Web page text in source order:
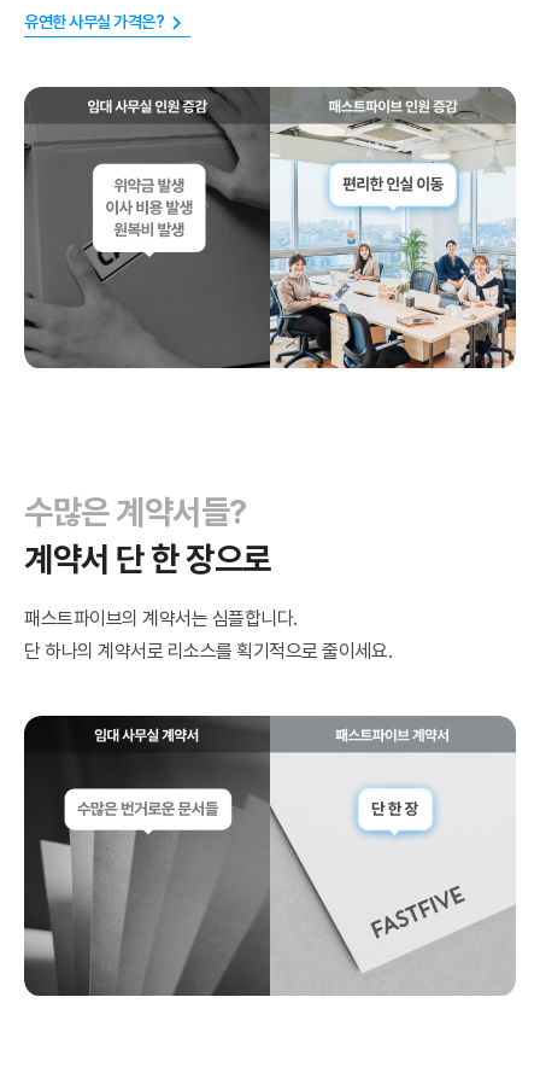
유연한 사무실 가격은?
수많은 계약서들?
계약서 단 한 장으로
패스트파이브의 계약서는 심플합니다.
단 하나의 계약서로 리소스를 획기적으로 줄이세요.